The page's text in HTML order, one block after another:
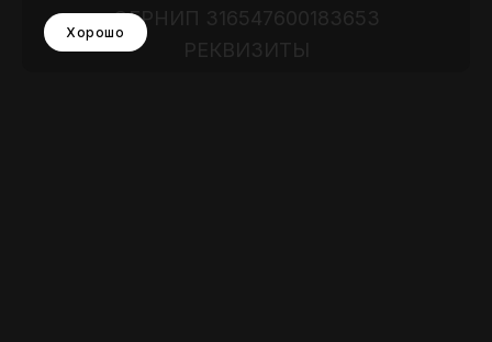
ОГРНИП 316547600183653
РЕКВИЗИТЫ
Хорошо